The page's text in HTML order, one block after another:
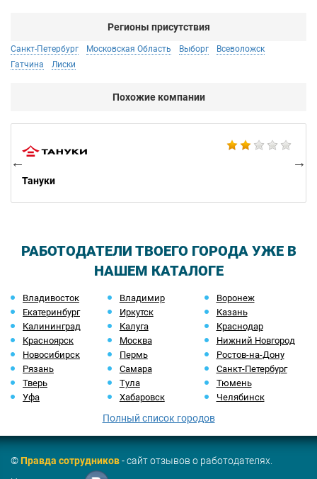
Регионы присутствия
Санкт-Петербург Московская Область Выборг
Всеволожск
Гатчина
Лиски
Похожие компании
Тануки
РАБОТОДАТЕЛИ ТВОЕГО ГОРОДА УЖЕ В
НАШЕМ КАТАЛОГЕ
Владивосток Владимир
Воронеж
Екатеринбург
Иркутск
Казань
Калининград
Калуга
Краснодар
Красноярск
Москва
Нижний Новгород
Новосибирск
Пермь
Ростов-на-Дону
Рязань
Самара
Санкт-Петербург
Тверь
Тула
Тюмень
Уфа
Хабаровск Челябинск
Полный список городов
©Правда сотрудников- сайт отзывов о работодателях.